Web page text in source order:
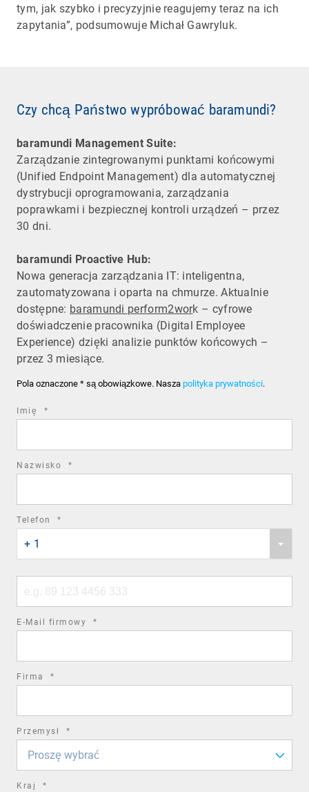
tym, jak szybko i precyzyjnie reagujemy teraz na ich
zapytania”, podsumowuje Michał Gawryluk.
Czy chcą Państwo wypróbować baramundi?
baramundi Management Suite:
Zarządzanie zintegrowanymi punktami końcowymi
(Unified Endpoint Management) dla automatycznej
dystrybucji oprogramowania, zarządzania
poprawkami i bezpiecznej kontroli urządzeń – przez
30 dni.
baramundi Proactive Hub:
Nowa generacja zarządzania IT: inteligentna,
zautomatyzowana i oparta na chmurze. Aktualnie
dostępne: baramundi perform2work – cyfrowe
doświadczenie pracownika (Digital Employee
Experience) dzięki analizie punktów końcowych –
przez 3 miesiące.
Pola oznaczone * są obowiązkowe. Nasza polityka prywatności.
Imię *
Nazwisko *
Telefon *
country
code
+ 1
number
E-Mail firmowy *
Firma *
Przemysł *
Proszę wybrać
Kraj *